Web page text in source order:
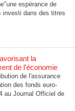
espérance de
investi dans des titres
la
de l’économie
de l'assurance
des fonds euro-
au Journal Officiel de